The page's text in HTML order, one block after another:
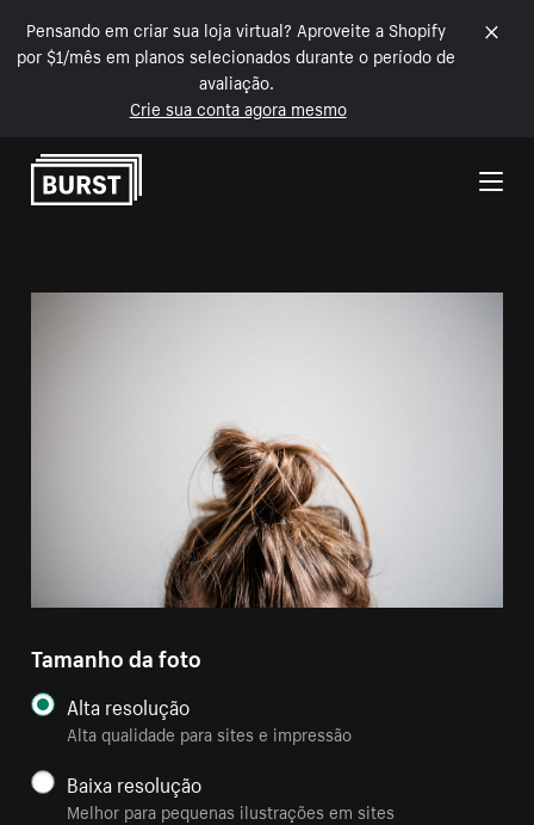
Pensando em criar sua loja virtual? Aproveite a Shopify
por $1/mês em planos selecionados durante o período de
avaliação.
Crie sua conta agora mesmo
Pular para o conteúdo
Tamanho da foto
Alta resolução
Alta qualidade para sites e impressão
Baixa resolução
Melhor para pequenas ilustrações em sites